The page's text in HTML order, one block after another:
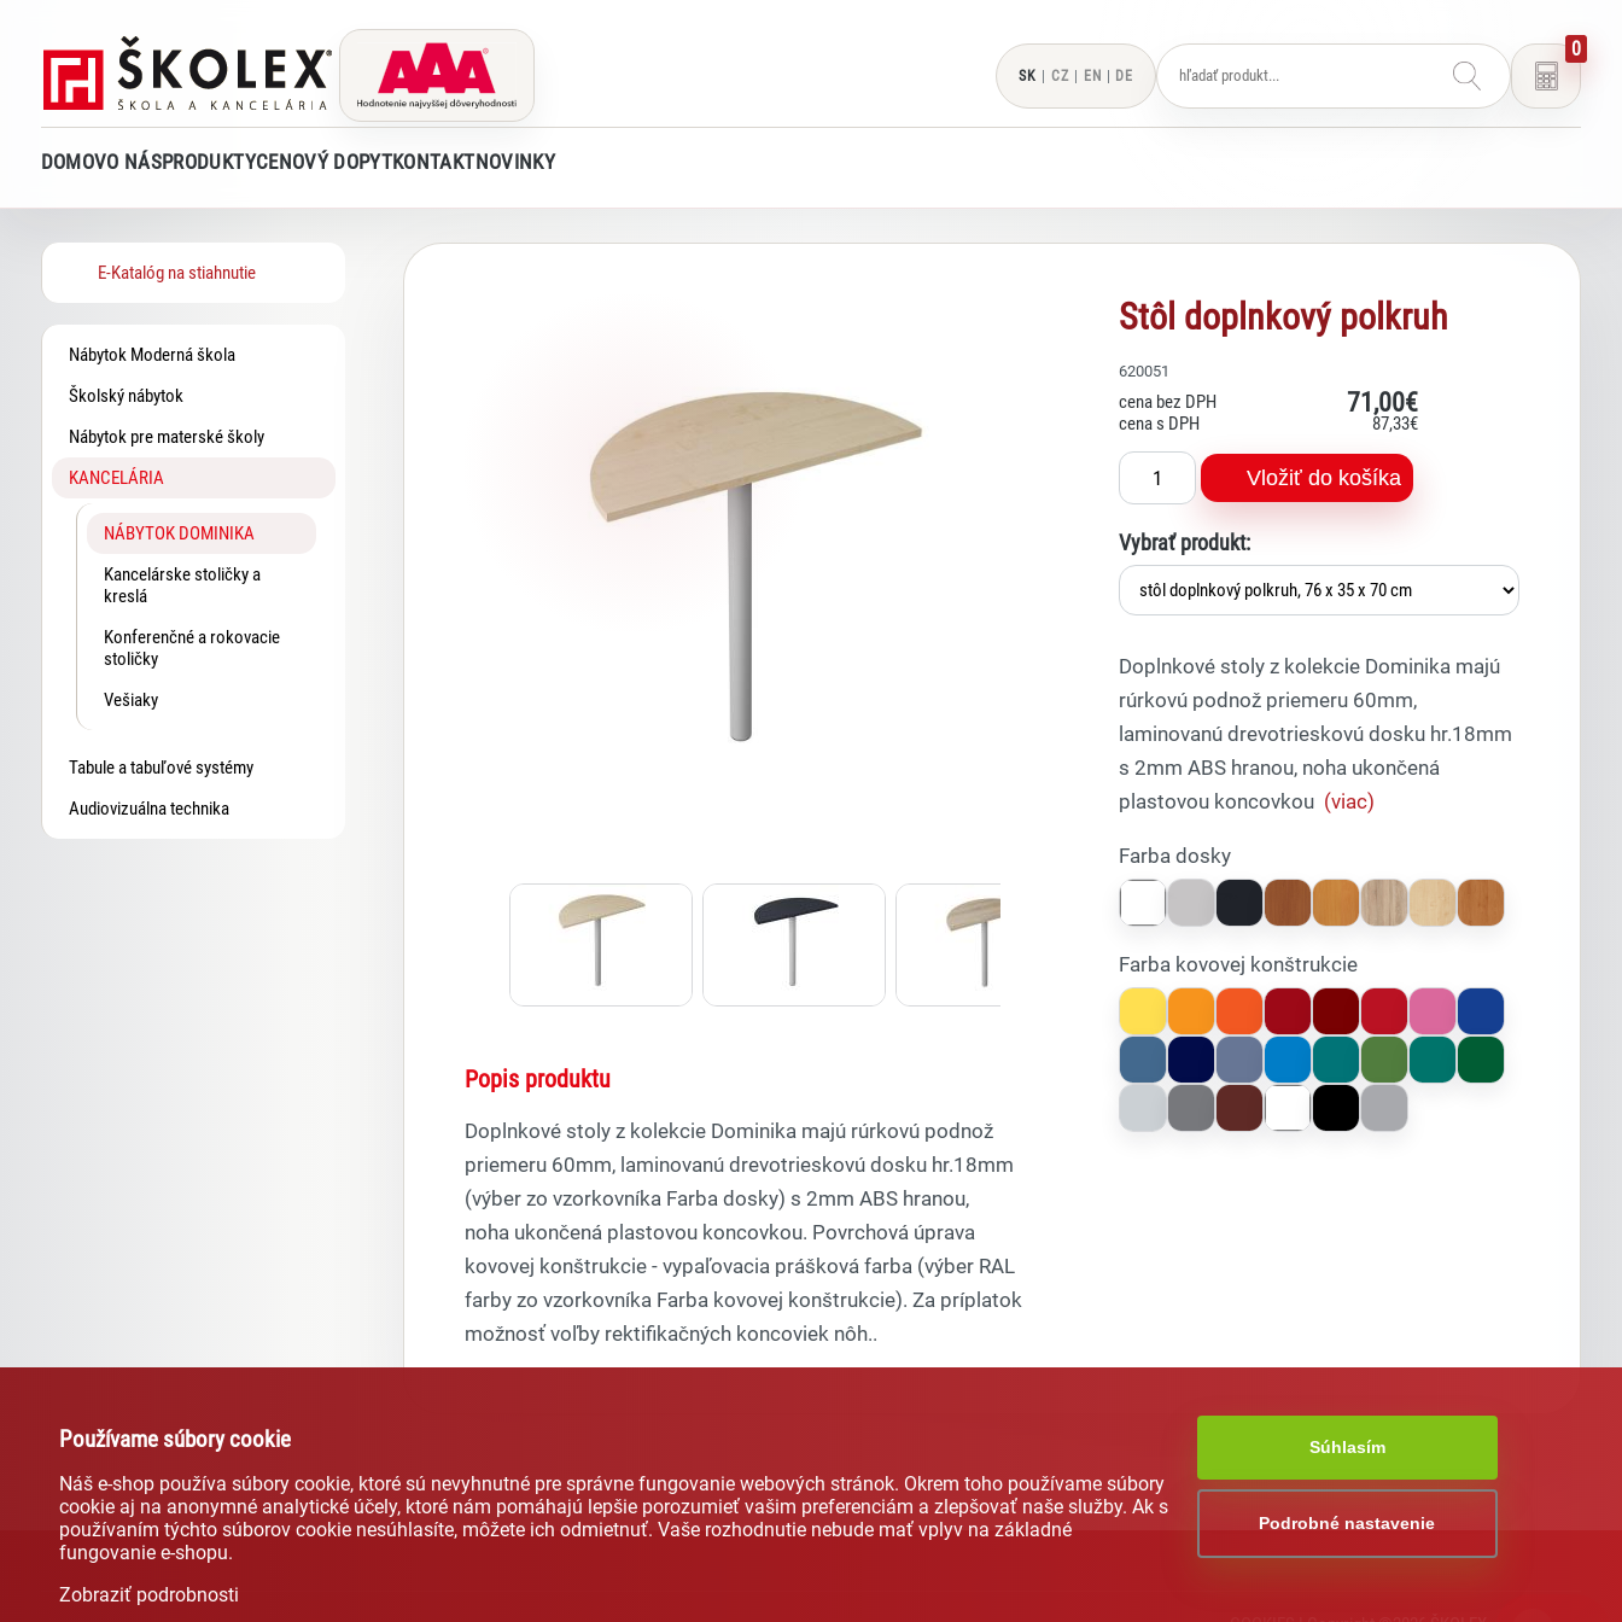
SK | CZ | EN | DE
0
DOMOVO NÁSPRODUKTYCENOVÝ DOPYTKONTAKTNOVINKY
E-Katalóg na stiahnutie
Nábytok Moderná škola
Školský nábytok
Nábytok pre materské školy
KANCELÁRIA
NÁBYTOK DOMINIKA
Kancelárske stoličky a
kreslá
Konferenčné a rokovacie
stoličky
Vešiaky
Tabule a tabuľové systémy
Audiovizuálna technika
Stôl doplnkový polkruh
620051
cena bez DPH 71 ,00€
cena s DPH 87,33€
Vložiť do košíka
Vybrať produkt:
Doplnkové stoly z kolekcie Dominika majú
rúrkovú podnož priemeru 60mm,
laminovanú drevotrieskovú dosku hr.18mm
s 2mm ABS hranou, noha ukončená
plastovou koncovkou (viac)
Farba dosky
Farba kovovej konštrukcie
Popis produktu
Doplnkové stoly z kolekcie Dominika majú rúrkovú podnož
priemeru 60mm, laminovanú drevotrieskovú dosku hr.18mm
(výber zo vzorkovníka Farba dosky) s 2mm ABS hranou,
noha ukončená plastovou koncovkou. Povrchová úprava
kovovej konštrukcie - vypaľovacia prášková farba (výber RAL
farby zo vzorkovníka Farba kovovej konštrukcie). Za príplatok
možnosť voľby rektifikačných koncoviek nôh..
Používame súbory cookie
Náš e-shop používa súbory cookie, ktoré sú nevyhnutné pre správne fungovanie webových stránok. Okrem toho používame súbory
cookie aj na anonymné analytické účely, ktoré nám pomáhajú lepšie porozumieť vašim preferenciám a zlepšovať naše služby. Ak s
používaním týchto súborov cookie nesúhlasíte, môžete ich odmietnuť. Vaše rozhodnutie nebude mať vplyv na základné
fungovanie e-shopu.
Zobraziť podrobnosti
Súhlasím
Podrobné nastavenie
Lexi
vybavenie tried